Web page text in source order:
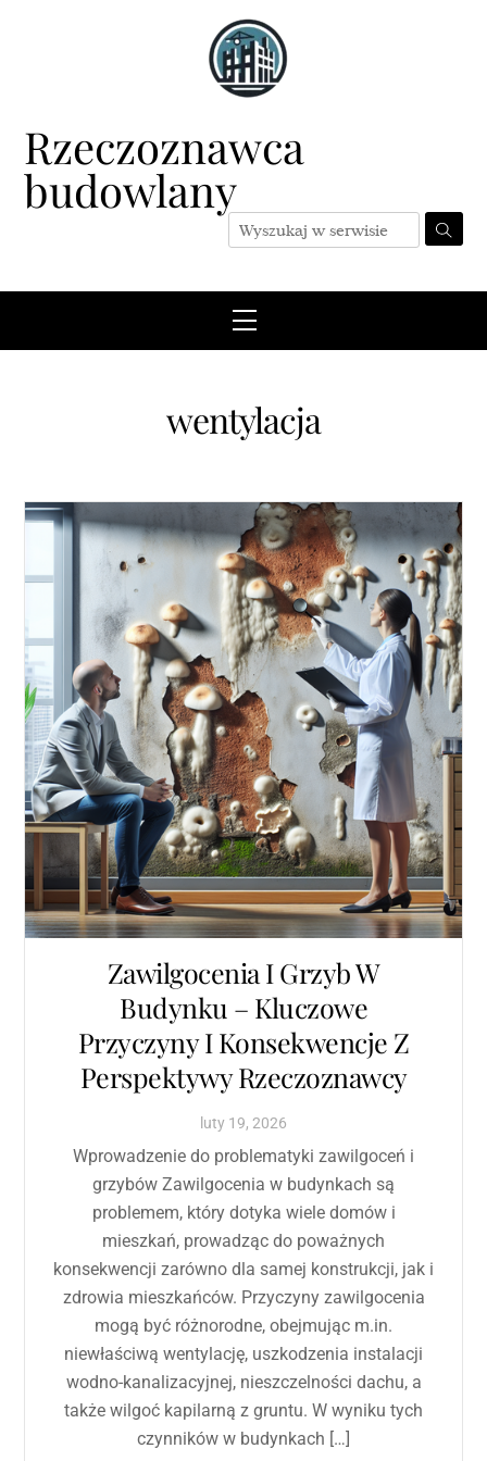
Rzeczoznawca
budowlany
Menu
wentylacja
Zawilgocenia I Grzyb W
Budynku – Kluczowe
Przyczyny I Konsekwencje Z
Perspektywy Rzeczoznawcy
luty 19, 2026
Wprowadzenie do problematyki zawilgoceń i
grzybów Zawilgocenia w budynkach są
problemem, który dotyka wiele domów i
mieszkań, prowadząc do poważnych
konsekwencji zarówno dla samej konstrukcji, jak i
zdrowia mieszkańców. Przyczyny zawilgocenia
mogą być różnorodne, obejmując m.in.
niewłaściwą wentylację, uszkodzenia instalacji
wodno-kanalizacyjnej, nieszczelności dachu, a
także wilgoć kapilarną z gruntu. W wyniku tych
czynników w budynkach […]